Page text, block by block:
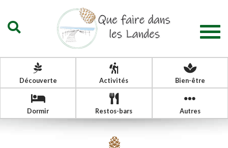
Découverte Activités Bien-être
Dormir Restos-bars Autres